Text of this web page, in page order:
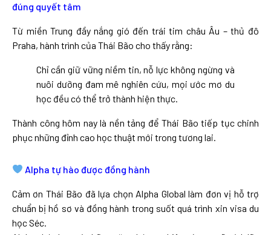
đúng quyết tâm
Từ miền Trung đầy nắng gió đến trái tim châu Âu – thủ đô
Praha, hành trình của Thái Bão cho thấy rằng:
Chỉ cần giữ vững niềm tin, nỗ lực không ngừng và
nuôi dưỡng đam mê nghiên cứu, mọi ước mơ du
học đều có thể trở thành hiện thực.
Thành công hôm nay là nền tảng để Thái Bão tiếp tục chinh
phục những đỉnh cao học thuật mới trong tương lai.
Alpha tự hào được đồng hành
Cảm ơn Thái Bão đã lựa chọn Alpha Global làm đơn vị hỗ trợ
chuẩn bị hồ sơ và đồng hành trong suốt quá trình xin visa du
học Séc.